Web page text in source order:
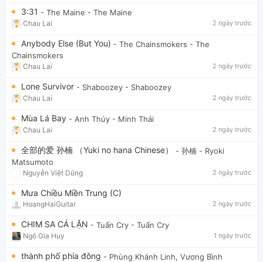
3:31 - The Maine - The Maine
Chau Lai 2 ngày trước
Anybody Else (But You) - The Chainsmokers - The
Chainsmokers
Chau Lai 2 ngày trước
Lone Survivor - Shaboozey - Shaboozey
Chau Lai 2 ngày trước
Mùa Lá Bay - Anh Thúy - Minh Thái
Chau Lai 2 ngày trước
全部的爱 孙楠 （Yuki no hana Chinese） - 孙楠 - Ryoki
Matsumoto
Nguyễn Việt Dũng 2 ngày trước
Mưa Chiều Miền Trung (C)
HoangHaiGuitar 2 ngày trước
CHIM SA CÁ LẶN - Tuấn Cry - Tuấn Cry
Ngô Gia Huy 1 ngày trước
thành phố phía đông - Phùng Khánh Linh, Vương Bình